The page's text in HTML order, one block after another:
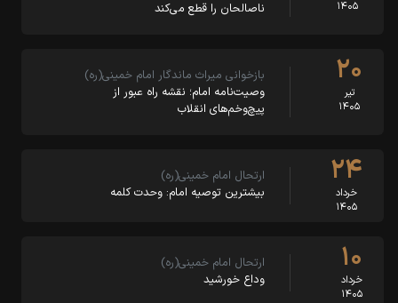
۱۴۰۵ ناصالحان را قطع می‌کند
۲۰
تیر
۱۴۰۵
بازخوانی میراث ماندگار امام خمینی(ره)
وصیت‌نامه امام؛ نقشه راه عبور از
پیچ‌وخم‌های انقلاب
۲۴
خرداد
۱۴۰۵
ارتحال امام خمینی(ره)
بیشترین توصیه امام: وحدت کلمه
۱۰
خرداد
۱۴۰۵
ارتحال امام خمینی(ره)
وداع خورشید